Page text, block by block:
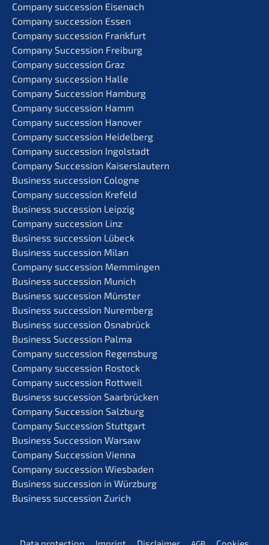
Compa­ny succes­si­on Eisenach
Compa­ny succes­si­on Essen
Compa­ny succes­si­on Frankfurt
Compa­ny Succes­si­on Freiburg
Compa­ny succes­si­on Graz
Compa­ny succes­si­on Halle
Compa­ny Succes­si­on Hamburg
Compa­ny succes­si­on Hamm
Compa­ny succes­si­on Hanover
Compa­ny succes­si­on Heidelberg
Compa­ny succes­si­on Ingolstadt
Compa­ny Succes­si­on Kaiserslautern
Business succes­si­on Cologne
Compa­ny succes­si­on Krefeld
Business succes­si­on Leipzig
Compa­ny succes­si­on Linz
Business succes­si­on Lübeck
Business succes­si­on Milan
Compa­ny succes­si­on Memmingen
Business succes­si­on Munich
Business succes­si­on Münster
Business succes­si­on Nuremberg
Business succes­si­on Osnabrück
Business Succes­si­on Palma
Compa­ny succes­si­on Regensburg
Compa­ny succes­si­on Rostock
Compa­ny succes­si­on Rottweil
Business succes­si­on Saarbrücken
Compa­ny Succes­si­on Salzburg
Compa­ny Succes­si­on Stuttgart
Business Succes­si­on Warsaw
Compa­ny Succes­si­on Vienna
Compa­ny succes­si­on Wiesbaden
Business succes­si­on in Würzburg
Business succes­si­on Zurich